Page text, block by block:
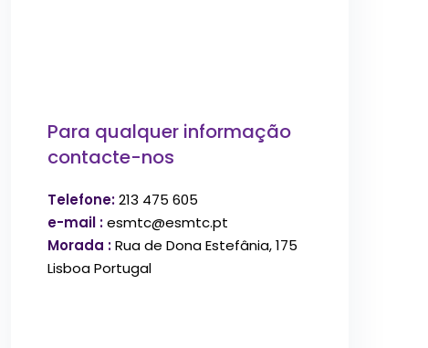
Para qualquer informação
contacte-nos
Telefone:213 475 605
e-mail :esmtc@esmtc.pt
Morada :Rua de Dona Estefânia, 175
Lisboa Portugal